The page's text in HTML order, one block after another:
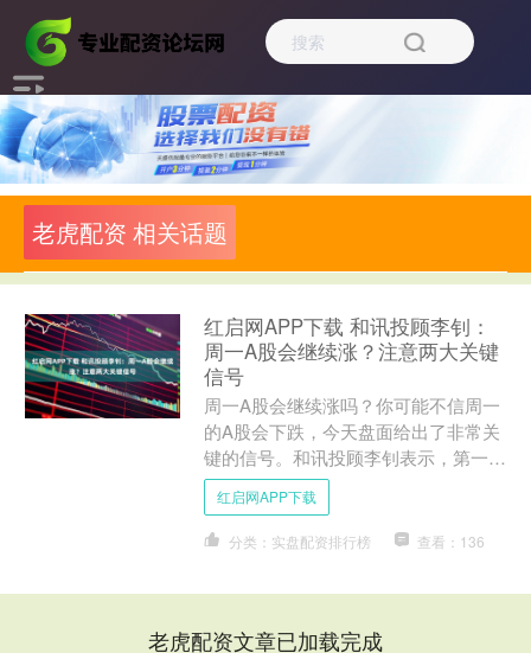
老虎配资 相关话题
红启网APP下载 和讯投顾李钊：
周一A股会继续涨？注意两大关键
信号
周一A股会继续涨吗？你可能不信周一
的A股会下跌，今天盘面给出了非常关
键的信号。和讯投顾李钊表示，第一，
证券今天领涨带动行情大涨，但证券今
天放巨量上涨，放量代表大....
红启网APP下载
分类：实盘配资排行榜 查看：136
老虎配资文章已加载完成